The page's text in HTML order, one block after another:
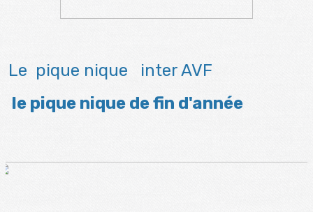
Le pique nique inter AVF
le pique nique de fin d'année